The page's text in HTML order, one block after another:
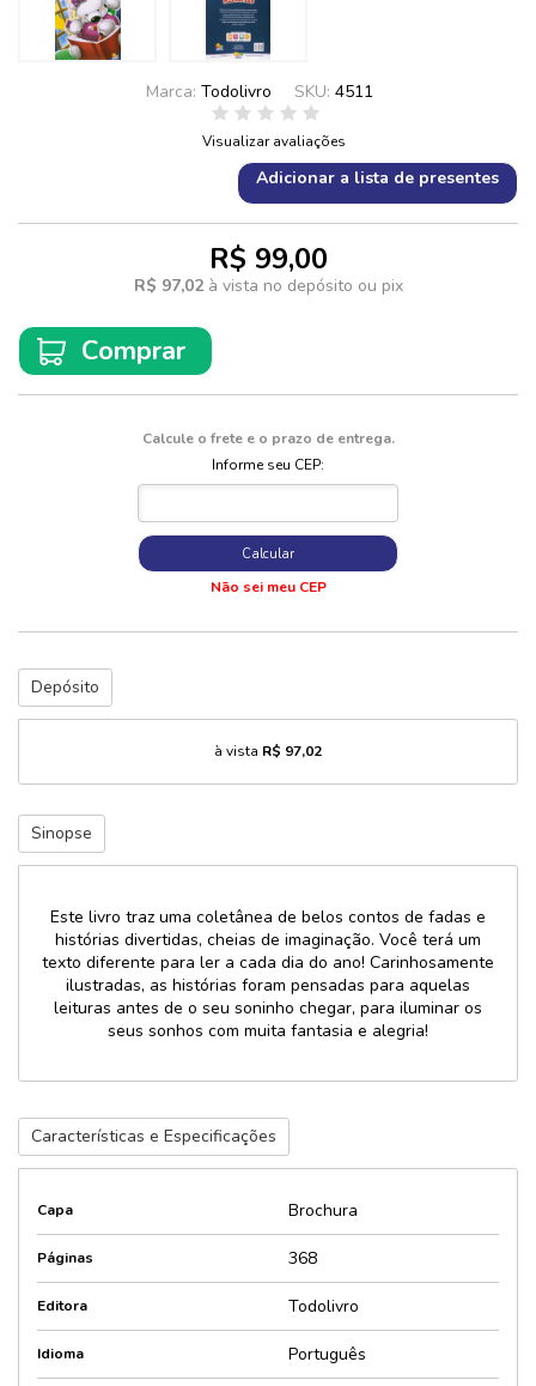
Marca: Todolivro SKU: 4511
Visualizar avaliações
Adicionar a lista de presentes
R$ 99,00
R$ 97,02à vista no depósito ou pix
Comprar
Calcule o frete e o prazo de entrega.
Informe seu CEP:
Calcular
Não sei meu CEP
Depósito
à vista R$ 97,02
Sinopse
Este livro traz uma coletânea de belos contos de fadas e
histórias divertidas, cheias de imaginação. Você terá um
texto diferente para ler a cada dia do ano! Carinhosamente
ilustradas, as histórias foram pensadas para aquelas
leituras antes de o seu soninho chegar, para iluminar os
seus sonhos com muita fantasia e alegria!
Características e Especificações
Capa Brochura
Páginas 368
Editora Todolivro
Idioma Português